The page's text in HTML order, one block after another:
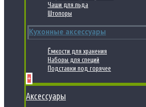
Чаши для льда
Штопоры
Кухонные аксессуары
Ёмкости для хранения
Наборы для специй
Подставки под горячее
+
Аксессуары